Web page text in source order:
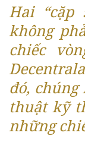
Hai “cặp
không
chiếc
đó,
thuật kỹ
những